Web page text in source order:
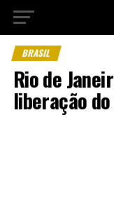
BRASIL
Rio de
liberação